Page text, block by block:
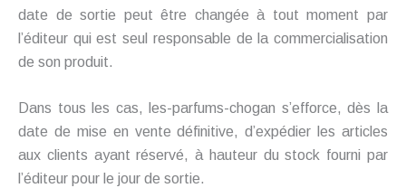
date de sortie peut être changée à tout moment par
l’éditeur qui est seul responsable de la commercialisation
de son produit.
Dans tous les cas, les-parfums-chogan s’efforce, dès la
date de mise en vente définitive, d’expédier les articles
aux clients ayant réservé, à hauteur du stock fourni par
l’éditeur pour le jour de sortie.